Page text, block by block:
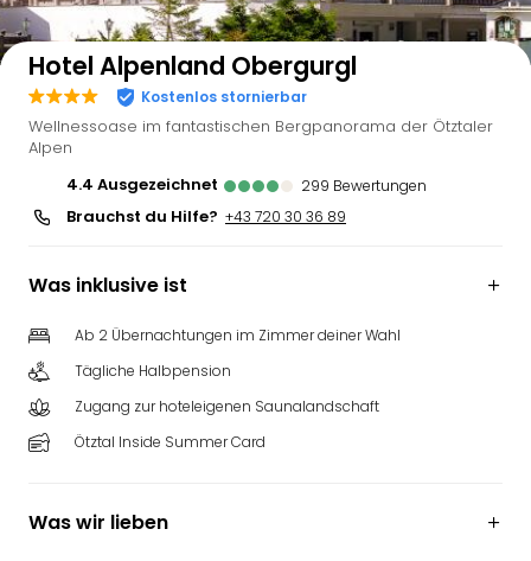
Auf der Karte anzeigen
Hotel Alpenland Obergurgl
Kostenlos stornierbar
Wellnessoase im fantastischen Bergpanorama der Ötztaler
Alpen
4.4
ausgezeichnet 299 Bewertungen
Brauchst du Hilfe? +43 720 30 36 89
Was inklusive ist
Ab 2 Übernachtungen im Zimmer deiner Wahl
Tägliche Halbpension
Zugang zur hoteleigenen Saunalandschaft
Ötztal Inside Summer Card
Was wir lieben